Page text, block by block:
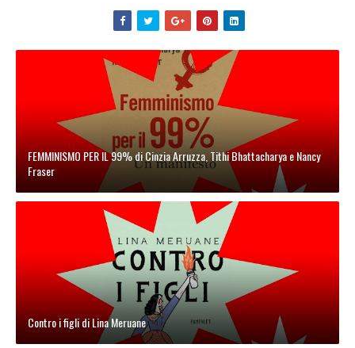
FEMMINISMO PER IL 99% di Cinzia Arruzza, Tithi Bhattacharya e Nancy
Fraser
Contro i figli di Lina Meruane